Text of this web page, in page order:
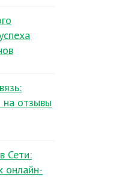
на отзывы
Сети:
онлайн-